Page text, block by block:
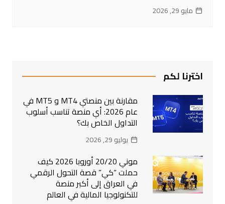
مايو 29, 2026
اخترنا لكم
مقارنة بين منصتي MT4 و MT5 في
عام 2026: أي منصة تناسب أسلوب
التداول الخاص بك؟
يوليو 29, 2026
موني 20/20 أوروبا 2026 كيف
حملت “كي” قصة التحول الرقمي
في العراق إلى أكبر منصة
للتكنولوجيا المالية في العالم